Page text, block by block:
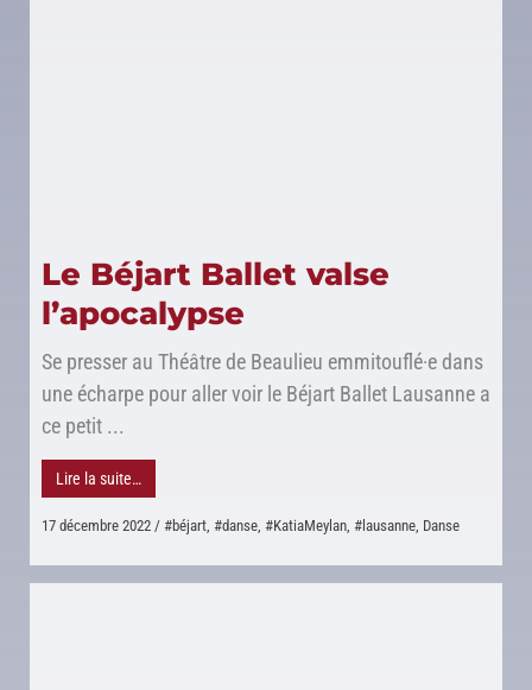
Le Béjart Ballet valse
l’apocalypse
Se presser au Théâtre de Beaulieu emmitouflé·e dans
une écharpe pour aller voir le Béjart Ballet Lausanne a
ce petit ...
Lire la suite…
17 décembre 2022/ #béjart, #danse, #KatiaMeylan, #lausanne, Danse